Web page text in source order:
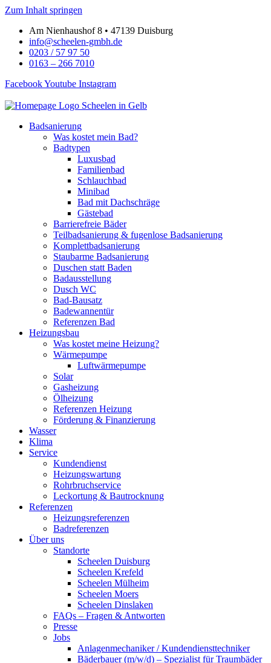
Zum Inhalt springen
Am Nienhaushof 8 • 47139 Duisburg
info@scheelen-gmbh.de
0203 / 57 97 50
0163 – 266 7010
FacebookYoutube Instagram
Badsanierung
Was kostet mein Bad?
Badtypen
Luxusbad
Familienbad
Schlauchbad
Minibad
Bad mit Dachschräge
Gästebad
Barrierefreie Bäder
Teilbadsanierung & fugenlose Badsanierung
Komplettbadsanierung
Staubarme Badsanierung
Duschen statt Baden
Badausstellung
Dusch WC
Bad-Bausatz
Badewannentür
Referenzen Bad
Heizungsbau
Was kostet meine Heizung?
Wärmepumpe
Luftwärmepumpe
Solar
Gasheizung
Ölheizung
Referenzen Heizung
Förderung & Finanzierung
Wasser
Klima
Service
Kundendienst
Heizungswartung
Rohrbruchservice
Leckortung & Bautrocknung
Referenzen
Heizungsreferenzen
Badreferenzen
Über uns
Standorte
Scheelen Duisburg
Scheelen Krefeld
Scheelen Mülheim
Scheelen Moers
Scheelen Dinslaken
FAQs – Fragen & Antworten
Presse
Jobs
Anlagenmechaniker / Kundendiensttechniker
Bäderbauer (m/w/d) – Spezialist für Traumbäder